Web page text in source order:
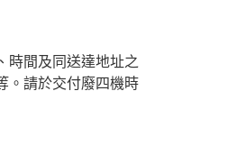
時間及同送達地址之
。請於交付廢四機時